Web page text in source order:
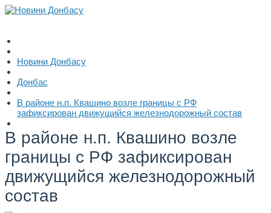
Новини Донбасу
Донбас
В районе н.п. Квашино возле границы с РФ
зафиксирован движущийся железнодорожный состав
В районе н.п. Квашино возле
границы с РФ зафиксирован
движущийся железнодорожный
состав